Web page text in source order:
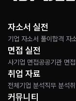
자소서 실전
기업 자소서 풀이 합격 자
면접 실전
사기업 면접공공기관 면접
취업 자료
전체 기업 분석직무 분석
커뮤니티